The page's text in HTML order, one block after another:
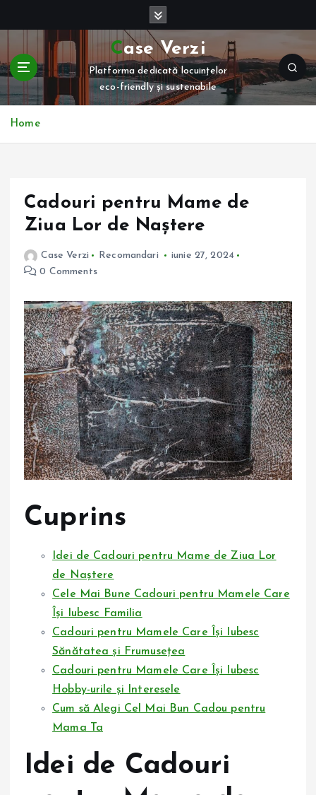
t
c
Case Verzi
Platforma dedicată locuințelor
eco-friendly și sustenabile
Home
Cadouri pentru Mame de
Ziua Lor de Naștere
Case Verzi Recomandari
iunie 27, 2024
0 Comments
Cuprins
Idei de Cadouri pentru Mame de Ziua Lor
de Naștere
Cele Mai Bune Cadouri pentru Mamele Care
Își Iubesc Familia
Cadouri pentru Mamele Care Își Iubesc
Sănătatea și Frumusețea
Cadouri pentru Mamele Care Își Iubesc
Hobby-urile și Interesele
Cum să Alegi Cel Mai Bun Cadou pentru
Mama Ta
Idei de Cadouri